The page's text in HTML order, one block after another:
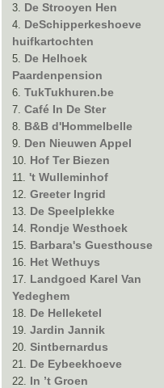
De Strooyen Hen
DeSchipperkeshoeve
huifkartochten
De Helhoek
Paardenpension
TukTukhuren.be
Café In De Ster
B&B d'Hommelbelle
Den Nieuwen Appel
Hof Ter Biezen
't Wulleminhof
Greeter Ingrid
De Speelplekke
Rondje Westhoek
Barbara's Guesthouse
Het Wethuys
Landgoed Karel Van
Yedeghem
De Helleketel
Jardin Jannik
Sintbernardus
De Eybeekhoeve
In ’t Groen